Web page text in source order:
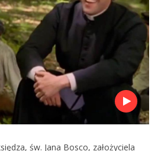
św. Jana Bosco, założyciela